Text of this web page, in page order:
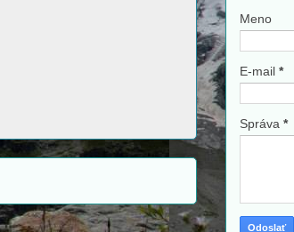
Meno
E-mail *
Správa *